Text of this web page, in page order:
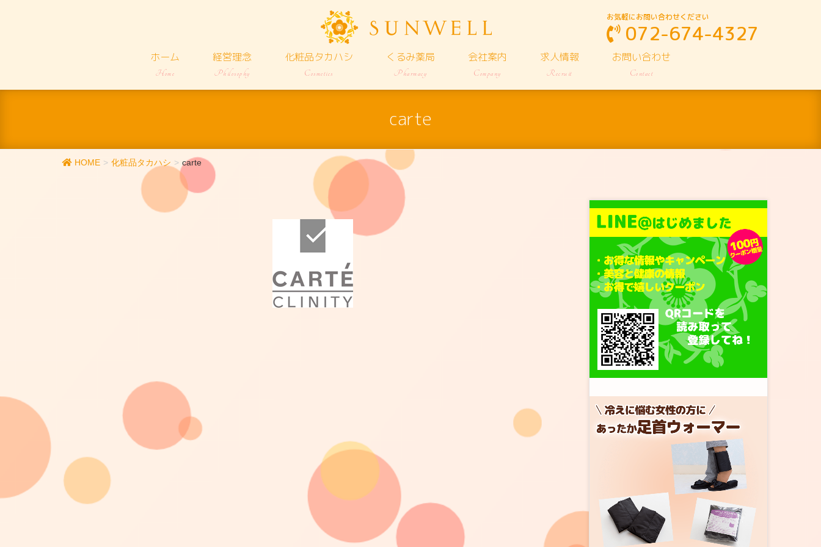
お気軽にお問い合わせください
072-674-4327
ホーム
Home
経営理念
Philosophy
化粧品タカハシ
Cosmetics
くるみ薬局
Pharmacy
会社案内
Company
求人情報
Recruit
お問い合わせ
Contact
carte
HOME 化粧品タカハシ carte